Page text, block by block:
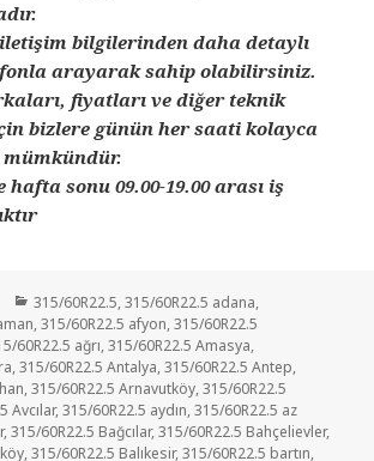
bilgilerinden daha detaylı
arayarak sahip olabilirsiniz.
fiyatları ve diğer teknik
bizlere günün her saati kolayca
mümkündür.
sonu 09.00-19.00 arası iş
Kategoriler
315/60R22.5 ,315/60R22.5 adana
,315/60R22.5 afyon ,315/60R22.5
60R22.5 ağrı ,315/60R22.5 Amasya
,315/60R22.5 Antalya ,315/60R22.5 Antep
,315/60R22.5 Arnavutköy ,315/60R22.5
Avcılar,315/60R22.5 aydın ,315/60R22.5 az
,315/60R22.5 Bağcılar,315/60R22.5 Bahçelievler,
,315/60R22.5 Balıkesir,315/60R22.5 bartın